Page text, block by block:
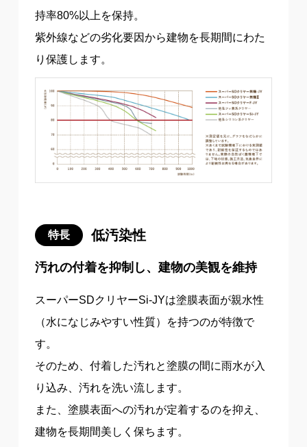
持率80%以上を保持。
紫外線などの劣化要因から建物を長期間にわた
り保護します。
特長 低汚染性
汚れの付着を抑制し、建物の美観を維持
スーパーSDクリヤーSi-JYは塗膜表面が親水性
（水になじみやすい性質）を持つのが特徴で
す。
そのため、付着した汚れと塗膜の間に雨水が入
り込み、汚れを洗い流します。
また、塗膜表面への汚れが定着するのを抑え、
建物を長期間美しく保ちます。